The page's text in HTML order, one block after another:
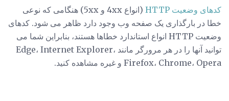
کدهای وضعیت HTTP
(انواع 4xx و 5xx) هنگامی که نوعی
خطا در بارگذاری یک صفحه وب وجود دارد ظاهر می شود. کدهای
وضعیت HTTP انواع استاندارد خطاها هستند، بنابراین شما می
توانید آنها را در هر مرورگر مانند Edge، Internet Explorer،
Firefox، Chrome، Opera و غیره مشاهده کنید.